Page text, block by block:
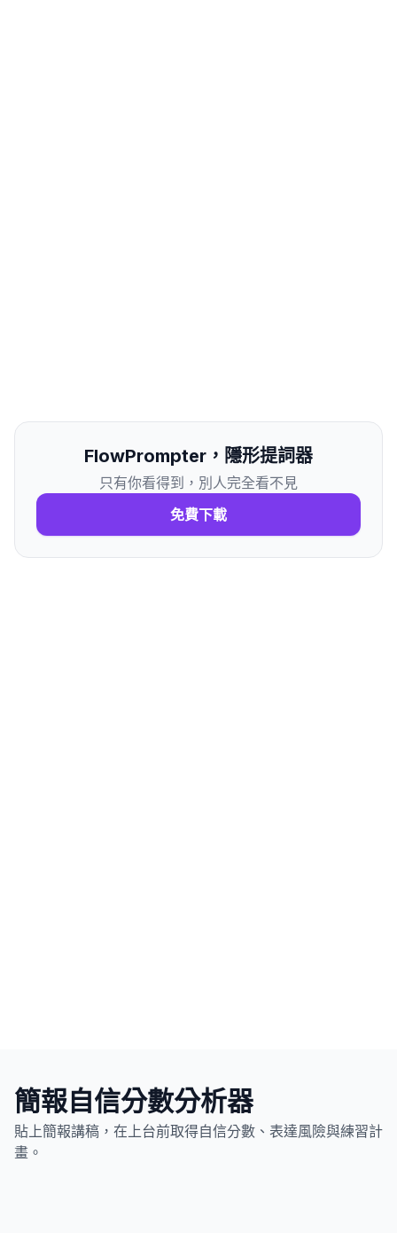
FlowPrompter，隱形提詞器
只有你看得到，別人完全看不見
免費下載
簡報自信分數分析器
貼上簡報講稿，在上台前取得自信分數、表達風險與練習計
畫。